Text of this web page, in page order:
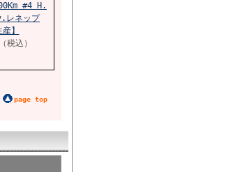
#4 H.
レネップ
】
込）
page top